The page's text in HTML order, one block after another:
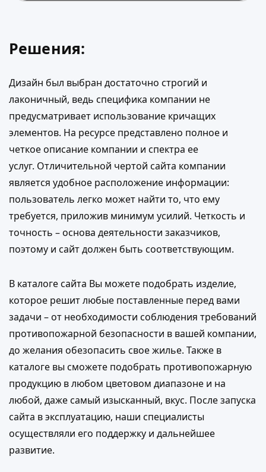
Решения:
Дизайн был выбран достаточно строгий и
лаконичный, ведь специфика компании не
предусматривает использование кричащих
элементов. На ресурсе представлено полное и
четкое описание компании и спектра ее
услуг. Отличительной чертой сайта компании
является удобное расположение информации:
пользователь легко может найти то, что ему
требуется, приложив минимум усилий. Четкость и
точность – основа деятельности заказчиков,
поэтому и сайт должен быть соответствующим.
В каталоге сайта Вы можете подобрать изделие,
которое решит любые поставленные перед вами
задачи – от необходимости соблюдения требований
противопожарной безопасности в вашей компании,
до желания обезопасить свое жилье. Также в
каталоге вы сможете подобрать противопожарную
продукцию в любом цветовом диапазоне и на
любой, даже самый изысканный, вкус. После запуска
сайта в эксплуатацию, наши специалисты
осуществляли его поддержку и дальнейшее
развитие.